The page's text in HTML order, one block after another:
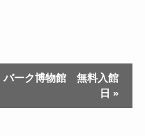
バーク博物館 無料入館
日 »